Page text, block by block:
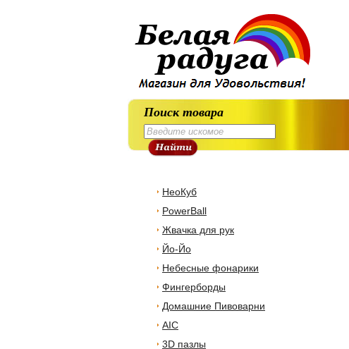
Поиск товара
НеоКуб
PowerBall
Жвачка для рук
Йо-Йо
Небесные фонарики
Фингерборды
Домашние Пивоварни
AIC
3D пазлы